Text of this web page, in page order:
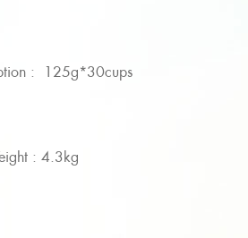
: 125g*30cups
: 4.3kg